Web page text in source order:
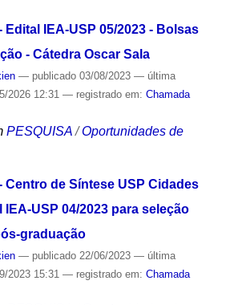
Edital IEA-USP 05/2023 - Bolsas
- Cátedra Oscar Sala
— publicado03/08/2023 — última
2026 12:31 — registrado em: Chamada
PESQUISA /Oportunidades de
Centro de Síntese USP Cidades
IEA-USP 04/2023 para seleção
graduação
— publicado22/06/2023 — última
2023 15:31 — registrado em: Chamada